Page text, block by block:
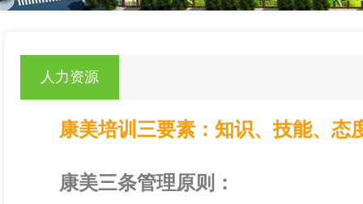
人力资源
康美培训三要素：知识、技能、态
康美三条管理原则：